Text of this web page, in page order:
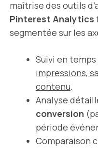
maîtrise des outils
Pinterest Analytics
segmentée sur les
Suivi en
impressions,
contenu.
Analyse
conversion
période
Comparaison